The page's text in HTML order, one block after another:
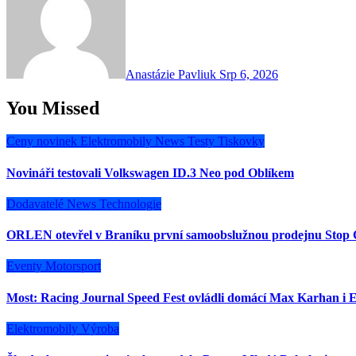
Anastázie Pavliuk Srp 6, 2026
You Missed
Ceny novinek Elektromobily News Testy Tiskovky
Novináři testovali Volkswagen ID.3 Neo pod Oblíkem
Dodavatelé News Technologie
ORLEN otevřel v Braníku první samoobslužnou prodejnu Stop
Eventy Motorsport
Most: Racing Journal Speed Fest ovládli domácí Max Karhan i
Elektromobily Výroba